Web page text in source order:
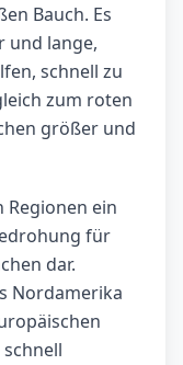
Bauch. Es
und lange,
schnell zu
zum roten
größer und
Regionen ein
für
dar.
Nordamerika